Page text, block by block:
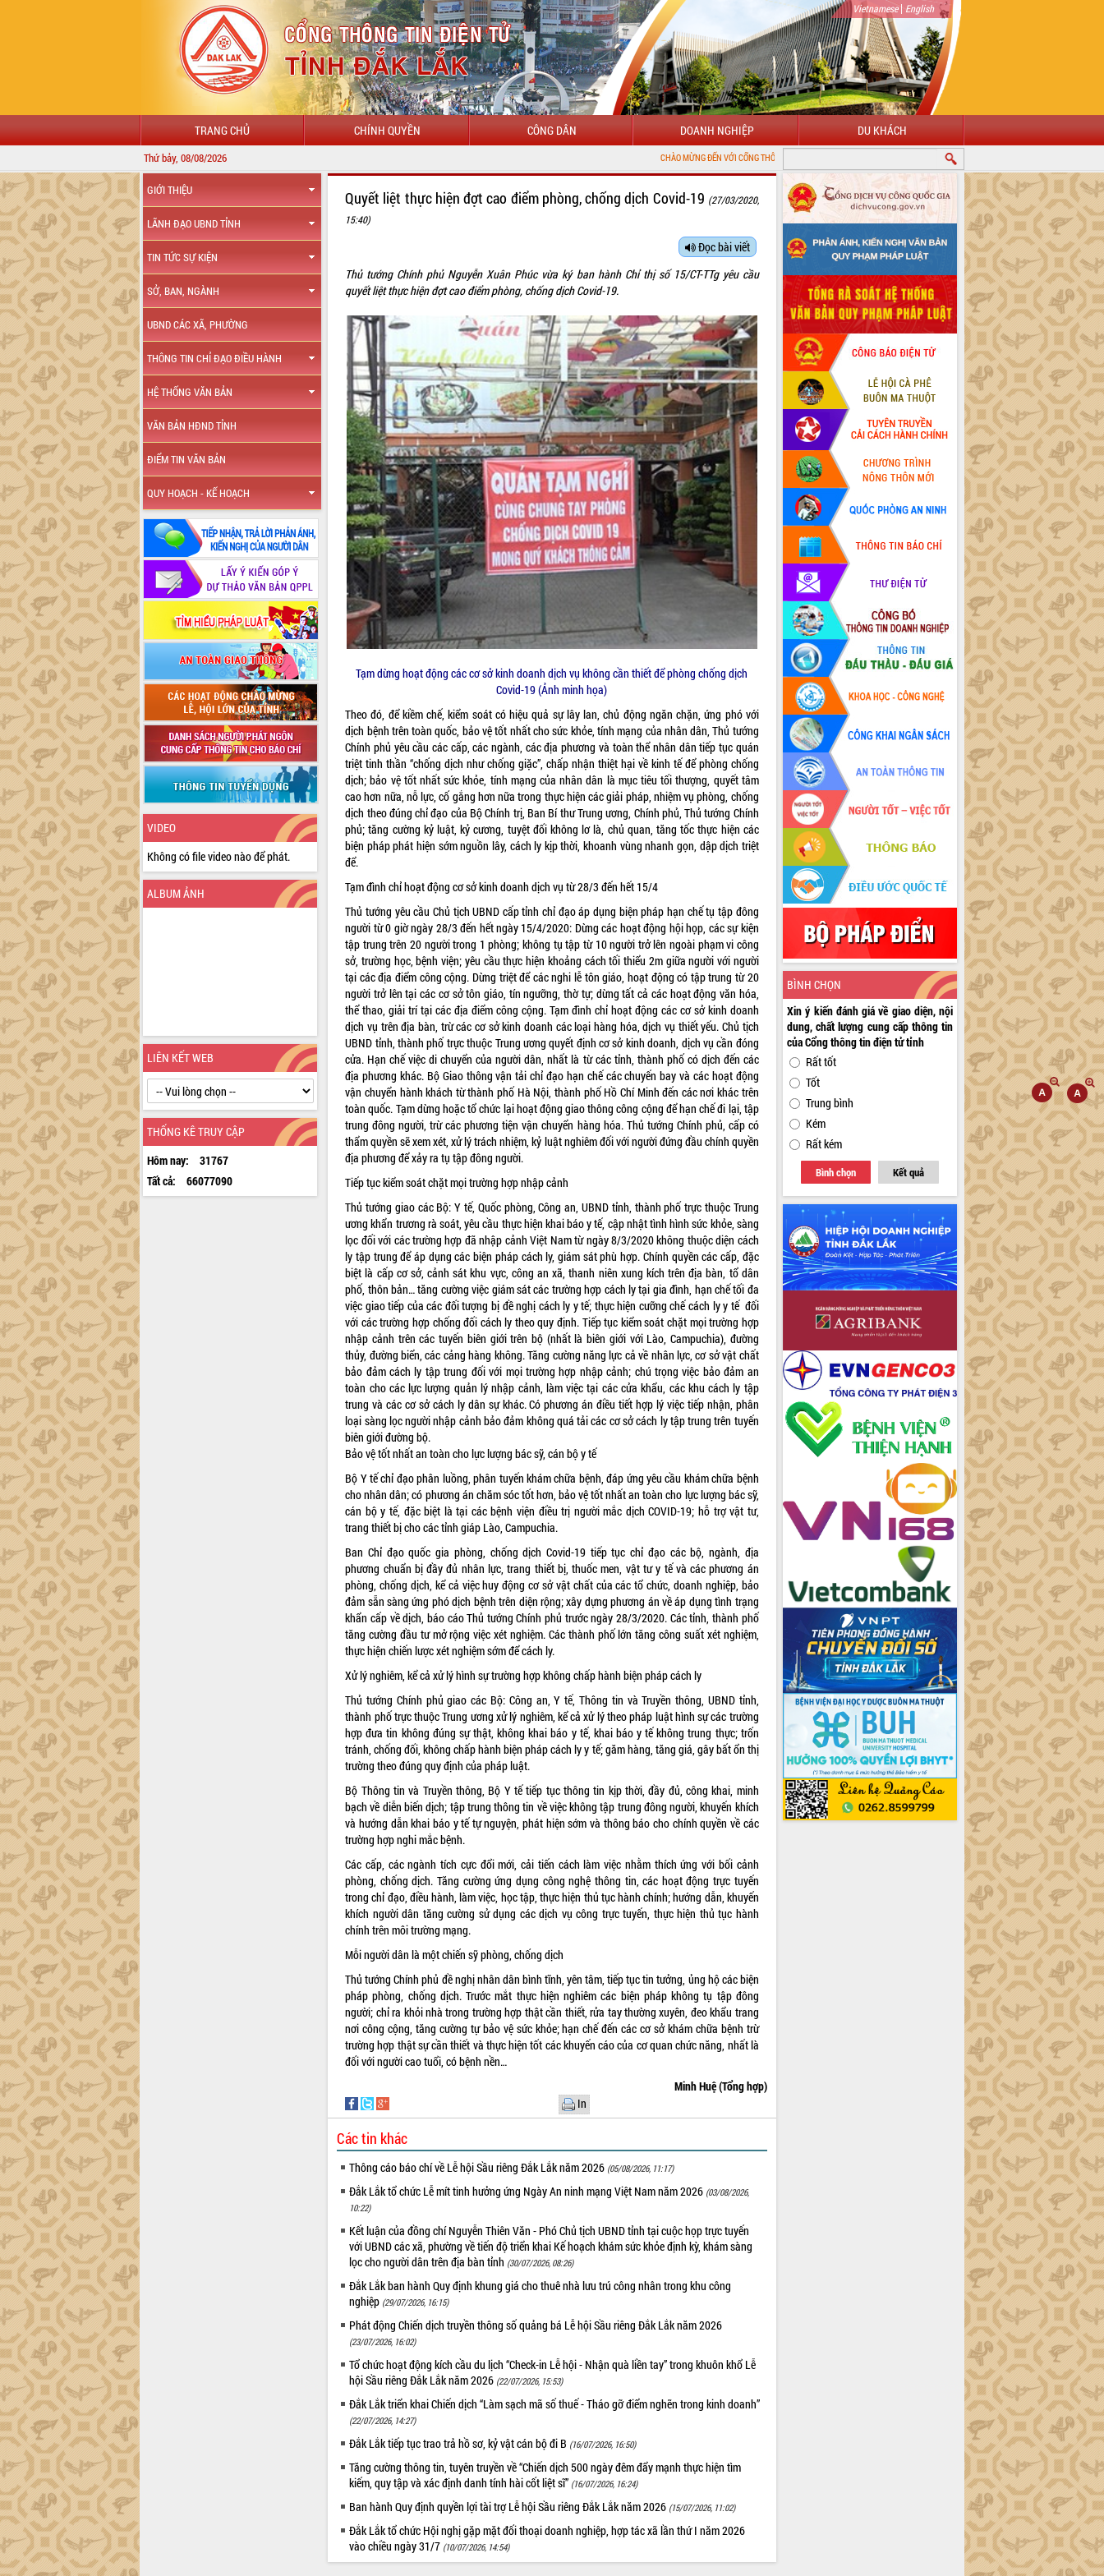
Vietnamese| English
TRANG CHỦ CHÍNH QUYỀN CÔNG DÂN DOANH NGHIỆP DU KHÁCH
Thứ bảy, 08/08/2026 CHÀO MỪNG ĐẾN VỚI CỔNG THÔNG TIN ĐIỆN TỬ TỈNH ĐẮK LẮK
GIỚI THIỆU
LÃNH ĐẠO UBND TỈNH
TIN TỨC SỰ KIỆN
SỞ, BAN, NGÀNH
UBND CÁC XÃ, PHƯỜNG
THÔNG TIN CHỈ ĐẠO ĐIỀU HÀNH
HỆ THỐNG VĂN BẢN
VĂN BẢN HĐND TỈNH
ĐIỂM TIN VĂN BẢN
QUY HOẠCH - KẾ HOẠCH
VIDEO
Không có file video nào để phát.
ALBUM ẢNH
LIÊN KẾT WEB
THỐNG KÊ TRUY CẬP
Hôm nay:
31767
Tất cả:
66077090
Quyết liệt thực hiện đợt cao điểm phòng, chống dịch Covid-19 (27/03/2020,
15:40)
Đọc bài viết
Thủ tướng Chính phủ Nguyễn Xuân Phúc vừa ký ban hành Chỉ thị số 15/CT-TTg yêu cầu
quyết liệt thực hiện đợt cao điểm phòng, chống dịch Covid-19.
Tạm dừng hoạt động các cơ sở kinh doanh dịch vụ không cần thiết để phòng chống dịch
Covid-19 (Ảnh minh họa)
Theo đó, để kiềm chế, kiểm soát có hiệu quả sự lây lan, chủ động ngăn chặn, ứng phó với
dịch bệnh trên toàn quốc, bảo vệ tốt nhất cho sức khỏe, tính mạng của nhân dân, Thủ tướng
Chính phủ yêu cầu các cấp, các ngành, các địa phương và toàn thể nhân dân tiếp tục quán
triệt tinh thần “chống dịch như chống giặc”, chấp nhận thiệt hại về kinh tế để phòng chống
dịch; bảo vệ tốt nhất sức khỏe, tính mạng của nhân dân là mục tiêu tối thượng, quyết tâm
cao hơn nữa, nỗ lực, cố gắng hơn nữa trong thực hiện các giải pháp, nhiệm vụ phòng, chống
dịch theo đúng chỉ đạo của Bộ Chính trị, Ban Bí thư Trung ương, Chính phủ, Thủ tướng Chính
phủ; tăng cường kỷ luật, kỷ cương, tuyệt đối không lơ là, chủ quan, tăng tốc thực hiện các
biện pháp phát hiện sớm nguồn lây, cách ly kịp thời, khoanh vùng nhanh gọn, dập dịch triệt
để.
Tạm đình chỉ hoạt động cơ sở kinh doanh dịch vụ từ 28/3 đến hết 15/4
Thủ tướng yêu cầu Chủ tịch UBND cấp tỉnh chỉ đạo áp dụng biện pháp hạn chế tụ tập đông
người từ 0 giờ ngày 28/3 đến hết ngày 15/4/2020: Dừng các hoạt động hội họp, các sự kiện
tập trung trên 20 người trong 1 phòng; không tụ tập từ 10 người trở lên ngoài phạm vi công
sở, trường học, bệnh viện; yêu cầu thực hiện khoảng cách tối thiểu 2m giữa người với người
tại các địa điểm công cộng. Dừng triệt để các nghi lễ tôn giáo, hoạt động có tập trung từ 20
người trở lên tại các cơ sở tôn giáo, tín ngưỡng, thờ tự; dừng tất cả các hoạt động văn hóa,
thể thao, giải trí tại các địa điểm công cộng. Tạm đình chỉ hoạt động các cơ sở kinh doanh
dịch vụ trên địa bàn, trừ các cơ sở kinh doanh các loại hàng hóa, dịch vụ thiết yếu. Chủ tịch
UBND tỉnh, thành phố trực thuộc Trung ương quyết định cơ sở kinh doanh, dịch vụ cần đóng
cửa. Hạn chế việc di chuyển của người dân, nhất là từ các tỉnh, thành phố có dịch đến các
địa phương khác. Bộ Giao thông vận tải chỉ đạo hạn chế các chuyến bay và các hoạt động
vận chuyển hành khách từ thành phố Hà Nội, thành phố Hồ Chí Minh đến các nơi khác trên
toàn quốc. Tạm dừng hoặc tổ chức lại hoạt động giao thông công cộng để hạn chế đi lại, tập
trung đông người, trừ các phương tiện vận chuyển hàng hóa. Thủ tướng Chính phủ, cấp có
thẩm quyền sẽ xem xét, xử lý trách nhiệm, kỷ luật nghiêm đối với người đứng đầu chính quyền
địa phương để xảy ra tụ tập đông người.
Tiếp tục kiểm soát chặt mọi trường hợp nhập cảnh
Thủ tướng giao các Bộ: Y tế, Quốc phòng, Công an, UBND tỉnh, thành phố trực thuộc Trung
ương khẩn trương rà soát, yêu cầu thực hiện khai báo y tế, cập nhật tình hình sức khỏe, sàng
lọc đối với các trường hợp đã nhập cảnh Việt Nam từ ngày 8/3/2020 không thuộc diện cách
ly tập trung để áp dụng các biện pháp cách ly, giám sát phù hợp. Chính quyền các cấp, đặc
biệt là cấp cơ sở, cảnh sát khu vực, công an xã, thanh niên xung kích trên địa bàn, tổ dân
phố, thôn bản… tăng cường việc giám sát các trường hợp cách ly tại gia đình, hạn chế tối đa
việc giao tiếp của các đối tượng bị đề nghị cách ly y tế; thực hiện cưỡng chế cách ly y tế đối
với các trường hợp chống đối cách ly theo quy định. Tiếp tục kiểm soát chặt mọi trường hợp
nhập cảnh trên các tuyến biên giới trên bộ (nhất là biên giới với Lào, Campuchia), đường
thủy, đường biển, các cảng hàng không. Tăng cường năng lực cả về nhân lực, cơ sở vật chất
bảo đảm cách ly tập trung đối với mọi trường hợp nhập cảnh; chú trọng việc bảo đảm an
toàn cho các lực lượng quản lý nhập cảnh, làm việc tại các cửa khẩu, các khu cách ly tập
trung và các cơ sở cách ly dân sự khác. Có phương án điều tiết hợp lý việc tiếp nhận, phân
loại sàng lọc người nhập cảnh bảo đảm không quá tải các cơ sở cách ly tập trung trên tuyến
biên giới đường bộ.
Bảo vệ tốt nhất an toàn cho lực lượng bác sỹ, cán bộ y tế
Bộ Y tế chỉ đạo phân luồng, phân tuyến khám chữa bệnh, đáp ứng yêu cầu khám chữa bệnh
cho nhân dân; có phương án chăm sóc tốt hơn, bảo vệ tốt nhất an toàn cho lực lượng bác sỹ,
cán bộ y tế, đặc biệt là tại các bệnh viện điều trị người mắc dịch COVID-19; hỗ trợ vật tư,
trang thiết bị cho các tỉnh giáp Lào, Campuchia.
Ban Chỉ đạo quốc gia phòng, chống dịch Covid-19 tiếp tục chỉ đạo các bộ, ngành, địa
phương chuẩn bị đầy đủ nhân lực, trang thiết bị, thuốc men, vật tư y tế và các phương án
phòng, chống dịch, kể cả việc huy động cơ sở vật chất của các tổ chức, doanh nghiệp, bảo
đảm sẵn sàng ứng phó dịch bệnh trên diện rộng; xây dựng phương án về áp dụng tình trạng
khẩn cấp về dịch, báo cáo Thủ tướng Chính phủ trước ngày 28/3/2020. Các tỉnh, thành phố
tăng cường đầu tư mở rộng việc xét nghiệm. Các thành phố lớn tăng công suất xét nghiệm,
thực hiện chiến lược xét nghiệm sớm để cách ly.
Xử lý nghiêm, kể cả xử lý hình sự trường hợp không chấp hành biện pháp cách ly
Thủ tướng Chính phủ giao các Bộ: Công an, Y tế, Thông tin và Truyền thông, UBND tỉnh,
thành phố trực thuộc Trung ương xử lý nghiêm, kể cả xử lý theo pháp luật hình sự các trường
hợp đưa tin không đúng sự thật, không khai báo y tế, khai báo y tế không trung thực; trốn
tránh, chống đối, không chấp hành biện pháp cách ly y tế; găm hàng, tăng giá, gây bất ổn thị
trường theo đúng quy định của pháp luật.
Bộ Thông tin và Truyền thông, Bộ Y tế tiếp tục thông tin kịp thời, đầy đủ, công khai, minh
bạch về diễn biến dịch; tập trung thông tin về việc không tập trung đông người, khuyến khích
và hướng dẫn khai báo y tế tự nguyện, phát hiện sớm và thông báo cho chính quyền về các
trường hợp nghi mắc bệnh.
Các cấp, các ngành tích cực đổi mới, cải tiến cách làm việc nhằm thích ứng với bối cảnh
phòng, chống dịch. Tăng cường ứng dụng công nghệ thông tin, các hoạt động trực tuyến
trong chỉ đạo, điều hành, làm việc, học tập, thực hiện thủ tục hành chính; hướng dẫn, khuyến
khích người dân tăng cường sử dụng các dịch vụ công trực tuyến, thực hiện thủ tục hành
chính trên môi trường mạng.
Mỗi người dân là một chiến sỹ phòng, chống dịch
Thủ tướng Chính phủ đề nghị nhân dân bình tĩnh, yên tâm, tiếp tục tin tưởng, ủng hộ các biện
pháp phòng, chống dịch. Trước mắt thực hiện nghiêm các biện pháp không tụ tập đông
người; chỉ ra khỏi nhà trong trường hợp thật cần thiết, rửa tay thường xuyên, đeo khẩu trang
nơi công cộng, tăng cường tự bảo vệ sức khỏe; hạn chế đến các cơ sở khám chữa bệnh trừ
trường hợp thật sự cần thiết và thực hiện tốt các khuyến cáo của cơ quan chức năng, nhất là
đối với người cao tuổi, có bệnh nền…
Minh Huệ (Tổng hợp)
In
Các tin khác
Thông cáo báo chí về Lễ hội Sầu riêng Đắk Lắk năm 2026 (05/08/2026, 11:17)
Đắk Lắk tổ chức Lễ mít tinh hưởng ứng Ngày An ninh mạng Việt Nam năm 2026 (03/08/2026,
10:22)
Kết luận của đồng chí Nguyễn Thiên Văn - Phó Chủ tịch UBND tỉnh tại cuộc họp trực tuyến
với UBND các xã, phường về tiến độ triển khai Kế hoạch khám sức khỏe định kỳ, khám sàng
lọc cho người dân trên địa bàn tỉnh (30/07/2026, 08:26)
Đắk Lắk ban hành Quy định khung giá cho thuê nhà lưu trú công nhân trong khu công
nghiệp (29/07/2026, 16:15)
Phát động Chiến dịch truyền thông số quảng bá Lễ hội Sầu riêng Đắk Lắk năm 2026
(23/07/2026, 16:02)
Tổ chức hoạt động kích cầu du lịch “Check-in Lễ hội - Nhận quà liền tay” trong khuôn khổ Lễ
hội Sầu riêng Đắk Lắk năm 2026 (22/07/2026, 15:53)
Đắk Lắk triển khai Chiến dịch “Làm sạch mã số thuế - Tháo gỡ điểm nghẽn trong kinh doanh”
(22/07/2026, 14:27)
Đắk Lắk tiếp tục trao trả hồ sơ, kỷ vật cán bộ đi B (16/07/2026, 16:50)
Tăng cường thông tin, tuyên truyền về “Chiến dịch 500 ngày đêm đẩy mạnh thực hiện tìm
kiếm, quy tập và xác định danh tính hài cốt liệt sĩ” (16/07/2026, 16:24)
Ban hành Quy định quyền lợi tài trợ Lễ hội Sầu riêng Đắk Lắk năm 2026 (15/07/2026, 11:02)
Đắk Lắk tổ chức Hội nghị gặp mặt đối thoại doanh nghiệp, hợp tác xã lần thứ I năm 2026
vào chiều ngày 31/7 (10/07/2026, 14:54)
BÌNH CHỌN
Xin ý kiến đánh giá về giao diện, nội
dung, chất lượng cung cấp thông tin
của Cổng thông tin điện tử tỉnh
Rất tốt
Tốt
Trung bình
Kém
Rất kém
Bình chọn Kết quả